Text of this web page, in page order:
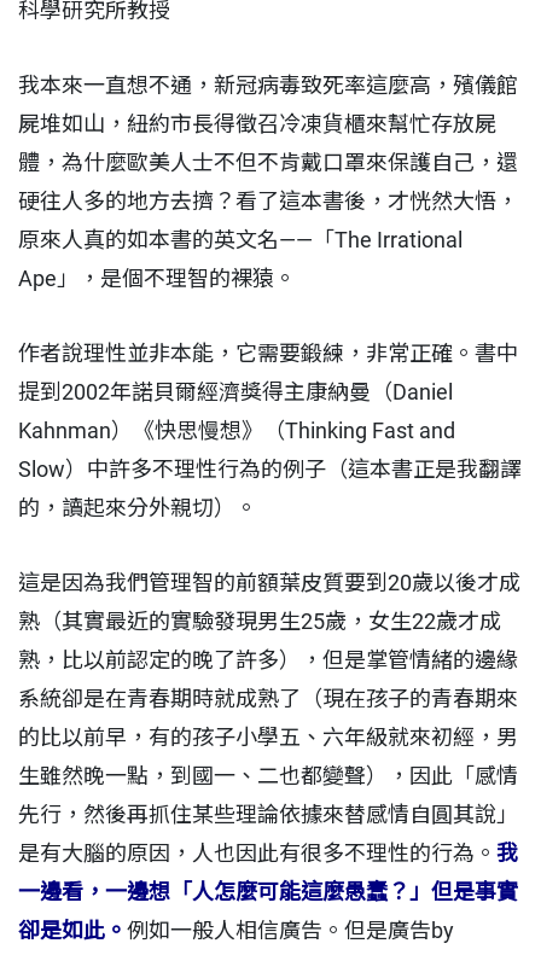
科學研究所教授
我本來一直想不通，新冠病毒致死率這麼高，殯儀館
屍堆如山，紐約市長得徵召冷凍貨櫃來幫忙存放屍
體，為什麼歐美人士不但不肯戴口罩來保護自己，還
硬往人多的地方去擠？看了這本書後，才恍然大悟，
原來人真的如本書的英文名——「The Irrational
Ape」，是個不理智的裸猿。
作者說理性並非本能，它需要鍛練，非常正確。書中
提到2002年諾貝爾經濟獎得主康納曼（Daniel
Kahnman）《快思慢想》（Thinking Fast and
Slow）中許多不理性行為的例子（這本書正是我翻譯
的，讀起來分外親切）。
這是因為我們管理智的前額葉皮質要到20歲以後才成
熟（其實最近的實驗發現男生25歲，女生22歲才成
熟，比以前認定的晚了許多），但是掌管情緒的邊緣
系統卻是在青春期時就成熟了（現在孩子的青春期來
的比以前早，有的孩子小學五、六年級就來初經，男
生雖然晚一點，到國一、二也都變聲），因此「感情
先行，然後再抓住某些理論依據來替感情自圓其說」
是有大腦的原因，人也因此有很多不理性的行為。 我
一邊看，一邊想「人怎麼可能這麼愚蠢？」但是事實
卻是如此。 例如一般人相信廣告。但是廣告by